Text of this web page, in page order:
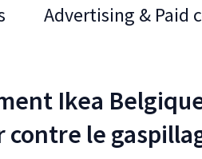
Advertising & Paid
Ikea
contre le